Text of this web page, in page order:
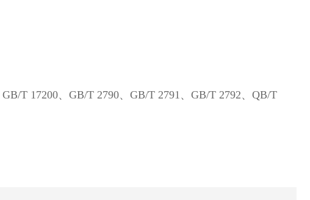
T 17200、GB/T 2790、GB/T 2791、GB/T 2792、QB/T